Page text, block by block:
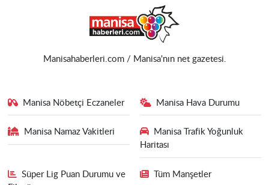
Manisahaberleri.com / Manisa'nın net gazetesi.
Manisa Nöbetçi Eczaneler Manisa Hava Durumu
Manisa Namaz Vakitleri
Manisa Trafik Yoğunluk
Haritası
Süper Lig Puan Durumu ve
Tüm Manşetler